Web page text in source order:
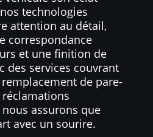
technologies
attention au détail,
correspondance
et une finition de
des services couvrant
de pare-
réclamations
nous assurons que
avec un sourire.